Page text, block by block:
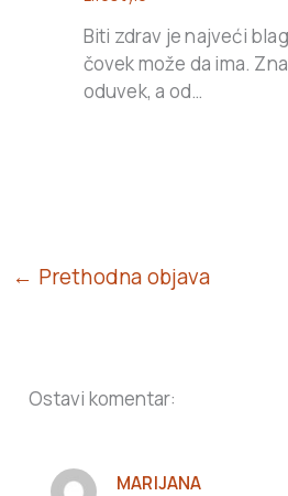
Biti zdrav je najveći
čovek može da ima.
oduvek, a od…
← Prethodna objava
Ostavi komentar:
MARIJANA